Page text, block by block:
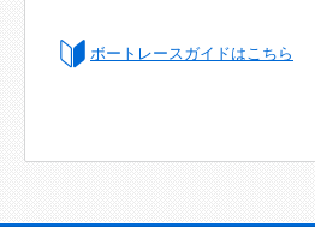
ボートレースガイドはこちら